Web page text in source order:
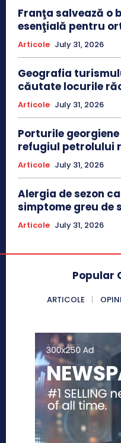
Franţa salvează o
esenţială pentru
Articole July 31, 2026
Geografia
căutate locurile
Articole July 31, 2026
Porturile
refugiul petrolului
Articole July 31, 2026
Alergia de sezon
simptome greu de
Articole July 31, 2026
Popular
ARTICOLE